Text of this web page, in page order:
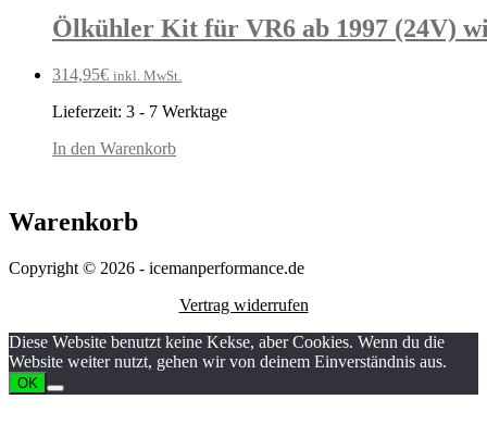
Ölkühler Kit für VR6 ab 1997 (24V)
314,95€ inkl. MwSt.
Lieferzeit: 3 - 7 Werktage
In den Warenkorb
Warenkorb
Copyright © 2026 - icemanperformance.de
Vertrag widerrufen
Diese Website benutzt keine Kekse, aber Cookies. Wenn du die
Website weiter nutzt, gehen wir von deinem Einverständnis aus.
OK